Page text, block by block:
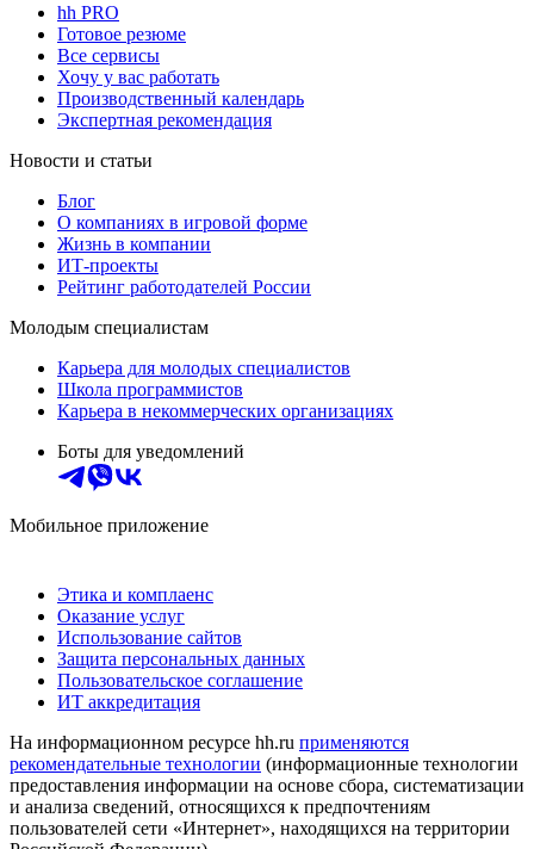
hh PRO
Готовое резюме
Все сервисы
Хочу у вас работать
Производственный календарь
Экспертная рекомендация
Новости и статьи
Блог
О компаниях в игровой форме
Жизнь в компании
ИТ-проекты
Рейтинг работодателей России
Молодым специалистам
Карьера для молодых специалистов
Школа программистов
Карьера в некоммерческих организациях
Боты для уведомлений
Мобильное приложение
Этика и комплаенс
Оказание услуг
Использование сайтов
Защита персональных данных
Пользовательское соглашение
ИТ аккредитация
На информационном ресурсе hh.ru применяются
рекомендательные технологии (информационные технологии
предоставления информации на основе сбора, систематизации
и анализа сведений, относящихся к предпочтениям
пользователей сети «Интернет», находящихся на территории